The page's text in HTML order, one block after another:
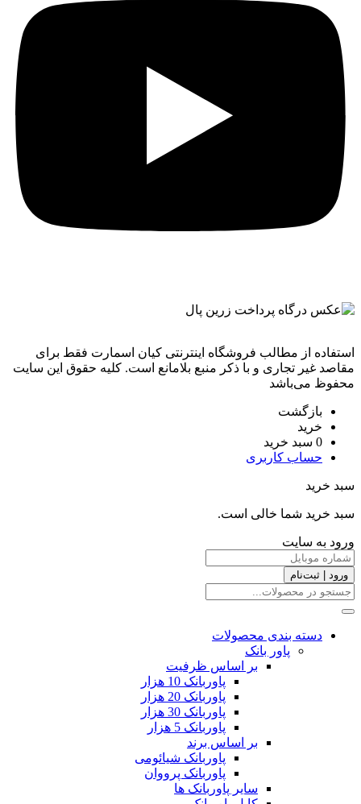
استفاده از مطالب فروشگاه اینترنتی کیان اسمارت فقط برای
مقاصد غیر تجاری و با ذکر منبع بلامانع است. کليه حقوق اين سايت
محفوظ می‌باشد
بازگشت
خرید
0 سبد خرید
حساب کاربری
سبد خرید
سبد خرید شما خالی است.
ورود به سایت
ورود | ثبت‌نام
دسته بندی محصولات
پاور بانک
بر اساس ظرفیت
پاوربانک 10 هزار
پاوربانک 20 هزار
پاوربانک 30 هزار
پاوربانک 5 هزار
بر اساس برند
پاوربانک شیائومی
پاوربانک پرووان
سایر پاوربانک ها